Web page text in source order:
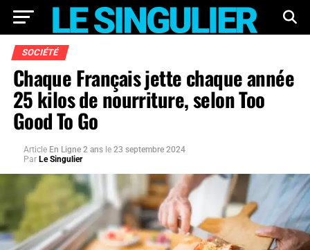
SOCIÉTÉ
Chaque Français jette chaque année
25 kilos de nourriture, selon Too
Good To Go
Article En Ligne 2 ans le 23 septembre 2024
Par Le Singulier